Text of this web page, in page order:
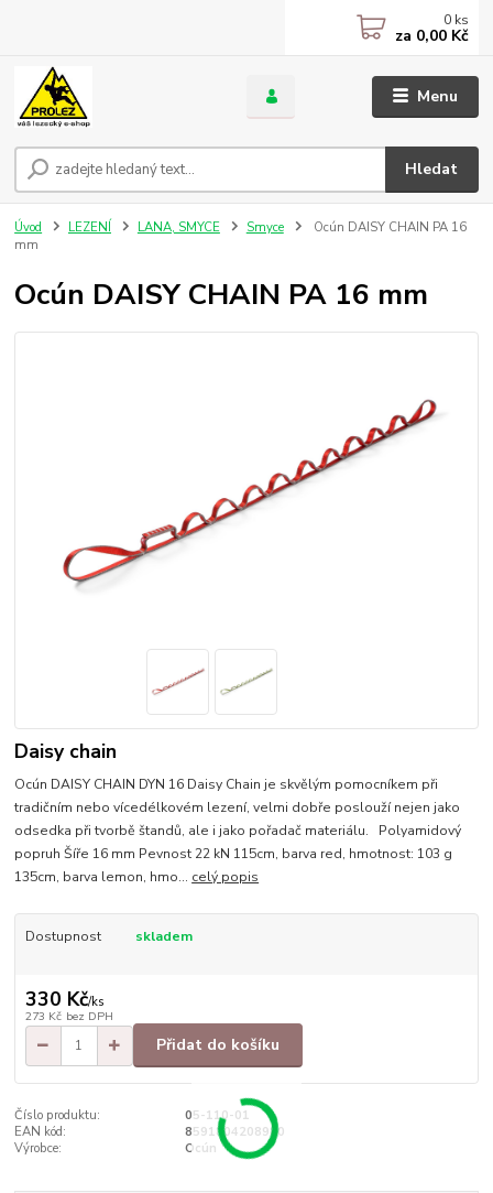
Menu
Hledat
0 ks
za 0,00 Kč
Úvod LEZENÍ LANA, SMYCE Smyce
Ocún DAISY CHAIN PA 16
mm
Ocún DAISY CHAIN PA 16 mm
Daisy chain
Ocún DAISY CHAIN DYN 16 Daisy Chain je skvělým pomocníkem při
tradičním nebo vícedélkovém lezení, velmi dobře poslouží nejen jako
odsedka při tvorbě štandů, ale i jako pořadač materiálu. Polyamidový
popruh Šíře 16 mm Pevnost 22 kN 115cm, barva red, hmotnost: 103 g
135cm, barva lemon, hmo... celý popis
Dostupnost skladem
330 Kč/ks
273 Kč bez DPH
Přidat do košíku
Číslo produktu:
05-110-01
EAN kód:
8591804208980
Výrobce:
Ocún